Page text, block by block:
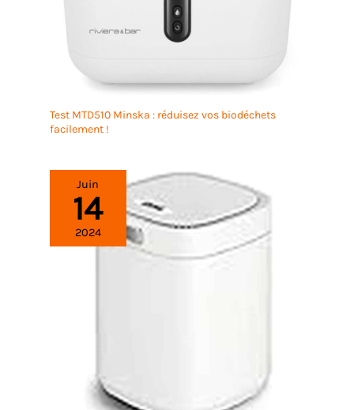
Test MTD510 Minska : réduisez vos biodéchets
facilement !
Juin
14
2024